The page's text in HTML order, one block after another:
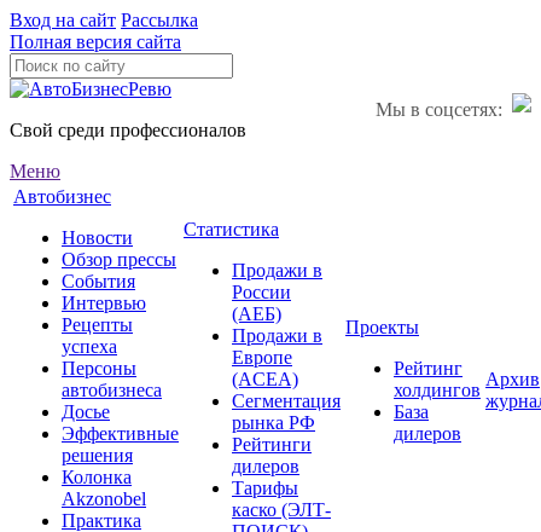
Вход на сайт Рассылка
Полная версия сайта
Мы в соцсетях:
Свой среди профессионалов
Меню
Автобизнес
Новости
Обзор прессы
События
Интервью
Рецепты
успеха
Персоны
автобизнеса
Досье
Эффективные
решения
Колонка
Akzonobel
Практика
Статистика
Продажи в
России
(АЕБ)
Продажи в
Европе
(ACEA)
Сегментация
рынка РФ
Рейтинги
дилеров
Тарифы
каско (ЭЛТ-
Проекты
Рейтинг
холдингов
База
дилеров
Архив